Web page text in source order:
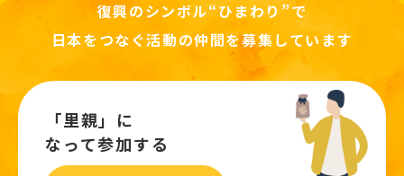
復興のシンボル“ひまわり”で
日本をつなぐ活動の仲間を募集しています
「里親」に
なって参加する